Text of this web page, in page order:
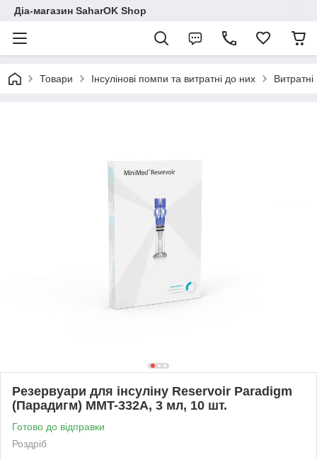
Діа-магазин SaharOK Shop
Товари Інсулінові помпи та витратні до них
Резервуари для інсуліну Reservoir Paradigm
(Парадигм) MMT-332A, 3 мл, 10 шт.
Готово до відправки
Роздріб